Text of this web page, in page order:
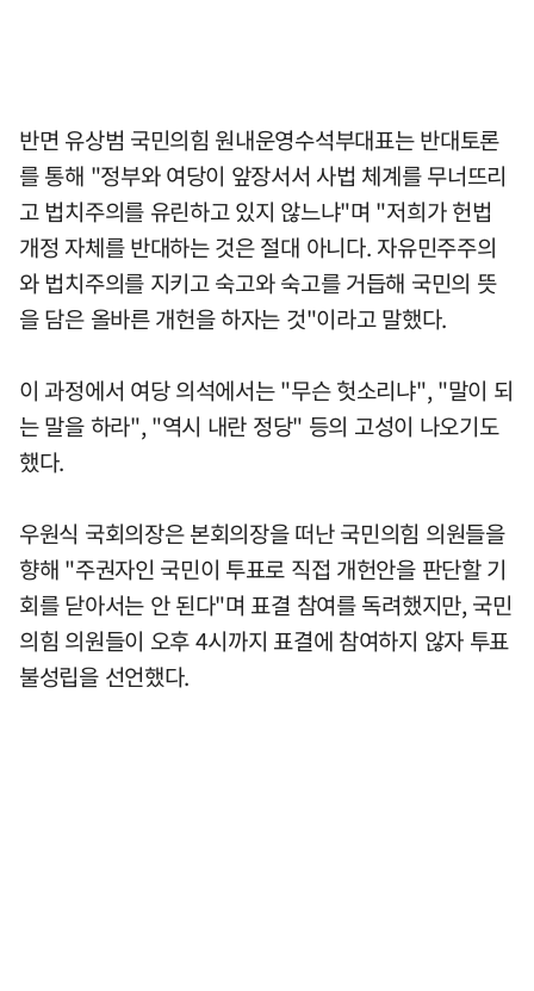
반면 유상범 국민의힘 원내운영수석부대표는 반대토론
를 통해 "정부와 여당이 앞장서서 사법 체계를 무너뜨리
고 법치주의를 유린하고 있지 않느냐"며 "저희가 헌법
개정 자체를 반대하는 것은 절대 아니다. 자유민주주의
와 법치주의를 지키고 숙고와 숙고를 거듭해 국민의 뜻
을 담은 올바른 개헌을 하자는 것"이라고 말했다.
이 과정에서 여당 의석에서는 "무슨 헛소리냐", "말이 되
는 말을 하라", "역시 내란 정당" 등의 고성이 나오기도
했다.
우원식 국회의장은 본회의장을 떠난 국민의힘 의원들을
향해 "주권자인 국민이 투표로 직접 개헌안을 판단할 기
회를 닫아서는 안 된다"며 표결 참여를 독려했지만, 국민
의힘 의원들이 오후 4시까지 표결에 참여하지 않자 투표
불성립을 선언했다.